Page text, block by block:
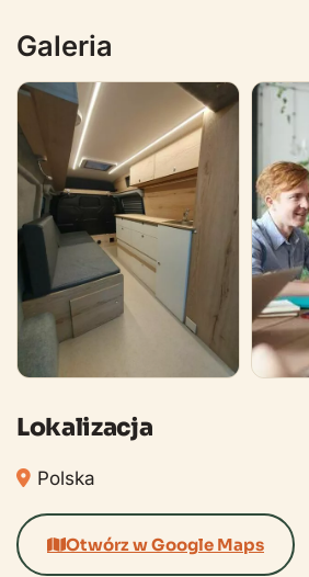
Galeria
Lokalizacja
Polska
Otwórz w Google Maps